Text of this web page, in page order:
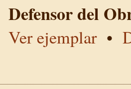
Defensor del
Ver ejemplar•